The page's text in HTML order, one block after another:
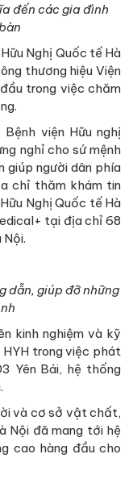
đến các gia đình
Nghị Quốc tế Hà
thương hiệu Viện
trong việc chăm
viện Hữu nghị
nghỉ cho sứ mệnh
giúp người dân phía
chỉ thăm khám tin
Nghị Quốc tế Hà
tại địa chỉ 68
Nội.
dẫn, giúp đỡ những
kinh nghiệm và kỹ
trong việc phát
Yên Bái, hệ thống
và cơ sở vật chất,
Nội đã mang tới hệ
cao hàng đầu cho